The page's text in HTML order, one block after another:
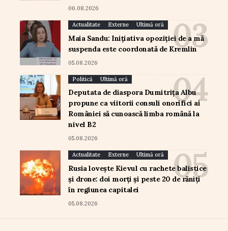
06.08.2026
Actualitate Externe Ultimă oră
Maia Sandu: Inițiativa opoziției de a mă
suspenda este coordonată de Kremlin
05.08.2026
Politică Ultimă oră
Deputata de diaspora Dumitrița Albu
propune ca viitorii consuli onorifici ai
României să cunoască limba română la
nivel B2
05.08.2026
Actualitate Externe Ultimă oră
Rusia lovește Kievul cu rachete balistice
și drone: doi morți și peste 20 de răniți
în regiunea capitalei
05.08.2026